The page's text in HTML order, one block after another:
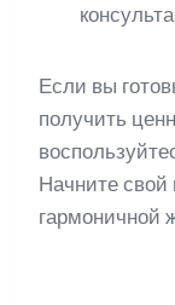
Если вы
получить
Начните свой
гармоничной